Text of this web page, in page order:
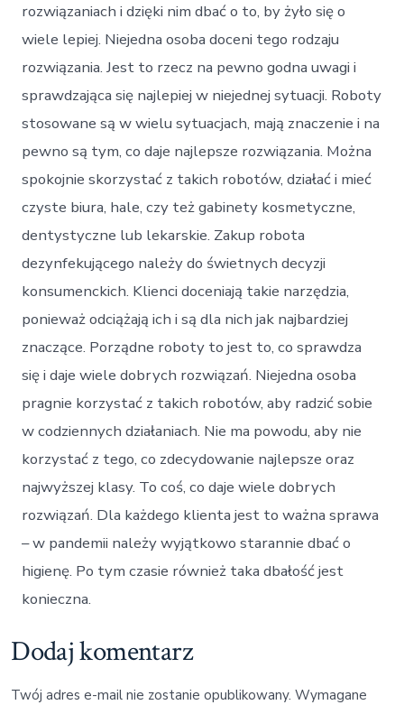
rozwiązaniach i dzięki nim dbać o to, by żyło się o
wiele lepiej. Niejedna osoba doceni tego rodzaju
rozwiązania. Jest to rzecz na pewno godna uwagi i
sprawdzająca się najlepiej w niejednej sytuacji. Roboty
stosowane są w wielu sytuacjach, mają znaczenie i na
pewno są tym, co daje najlepsze rozwiązania. Można
spokojnie skorzystać z takich robotów, działać i mieć
czyste biura, hale, czy też gabinety kosmetyczne,
dentystyczne lub lekarskie. Zakup robota
dezynfekującego należy do świetnych decyzji
konsumenckich. Klienci doceniają takie narzędzia,
ponieważ odciążają ich i są dla nich jak najbardziej
znaczące. Porządne roboty to jest to, co sprawdza
się i daje wiele dobrych rozwiązań. Niejedna osoba
pragnie korzystać z takich robotów, aby radzić sobie
w codziennych działaniach. Nie ma powodu, aby nie
korzystać z tego, co zdecydowanie najlepsze oraz
najwyższej klasy. To coś, co daje wiele dobrych
rozwiązań. Dla każdego klienta jest to ważna sprawa
– w pandemii należy wyjątkowo starannie dbać o
higienę. Po tym czasie również taka dbałość jest
konieczna.
Dodaj komentarz
Twój adres e-mail nie zostanie opublikowany. Wymagane